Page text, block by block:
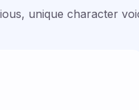
unique character